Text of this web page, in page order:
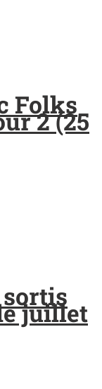
Folks
2 (25
sortis
juillet